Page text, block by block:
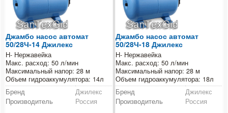
Джамбо насос автомат
50/28Ч-14 Джилекс
Н- Нержавейка
Макс. расход: 50 л/мин
Максимальный напор: 28 м
Объем гидроаккумулятора: 14л
Бренд
Джилекс
Производитель
Россия
Джамбо насос автомат
50/28Ч-18 Джилекс
Н- Нержавейка
Макс. расход: 50 л/мин
Максимальный напор: 28 м
Объем гидроаккумулятора: 18л
Бренд
Джилекс
Производитель
Россия